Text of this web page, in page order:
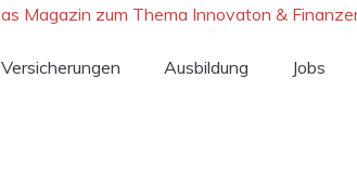
Versicherungen Ausbildung Jobs